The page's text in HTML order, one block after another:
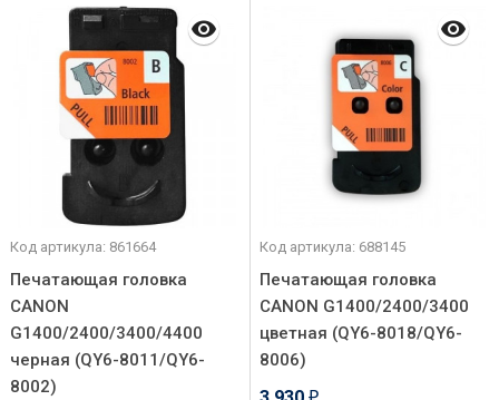
Код артикула: 861664
Печатающая головка
CANON
G1400/2400/3400/4400
черная (QY6-8011/QY6-
8002)
Код артикула: 688145
Печатающая головка
CANON G1400/2400/3400
цветная (QY6-8018/QY6-
8006)
₽